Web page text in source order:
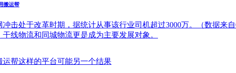
搬运帮
击处于改革时期，据统计从事该行业司机超过3000万。（数据来
线物流和同城物流更是成为主要发展对象。